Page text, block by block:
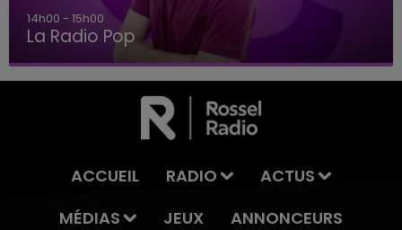
15h00 - 19h00
Le Club Champagne FM
ACCUEIL RADIO
ACTUS
MÉDIAS
JEUX ANNONCEURS